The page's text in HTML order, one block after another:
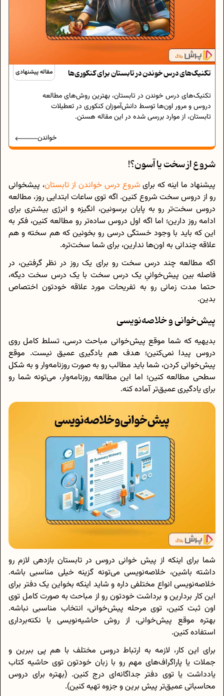
مقاله پیشنهادی تکنیک‌های درس خوندن در تابستان برای کنکوری‌ها
تکنیک‌های درس خوندن در تابستان، بهترین روش‌های مطالعه
دروس و مرور اون‌ها توسط دانش‌آموزان کنکوری در تعطیلات
تابستان، از موارد بررسی شده در این مقاله هستن.
خواندن
شروع از سخت یا آسون؟!
پیشنهاد ما اینه که برای شروع درس خواندن از تابستان، پیشخوانی
رو از دروس سخت شروع کنین. اگه توی ساعات ابتدایی روز، مطالعه
دروس سخت‌تر رو به پایان برسونین، انگیزه و انرژی بیشتری برای
ادامه روز دارین؛ اما اگه اول دروس ساده‌تر رو مطالعه کنین، فکر به
این‌ که باید با وجود خستگی درسی رو بخونین که هم سخته و هم
علاقه چندانی به اون‌ها ندارین، برای شما سخت‌تره.
اگه مطالعه چند درس سخت رو برای یک روز در نظر گرفتین، در
فاصله بین پیش‌خوانیِ یک درس سخت با یک درس سخت دیگه،
حتما مدت زمانی رو به تفریحات مورد علاقه خودتون اختصاص
بدین.
پیش‌خوانی و خلاصه‌نویسی
بدیهیه که شما موقع پیش‌خوانی مباحث درسی، تسلط کامل روی
دروس پیدا نمی‌کنین؛ هدف هم یادگیری عمیق نیست. موقع
پیش‌خوانی کردن، شما باید مطالب رو به صورت روزنامه‌وار و به شکل
سطحی مطالعه کنین؛ اما این مطالعه روزنامه‌وار، می‌تونه شما رو
برای یادگیری عمیق‌تر آماده کنه.
شما برای اینکه از پیش خوانی دروس در تابستان بازدهی لازم رو
داشته باشین، خلاصه‌نویسی می‌تونه گزینه خیلی مناسبی باشه.
خلاصه‌نویسی انواع مختلفی داره و شاید اینکه بخواین یک دفتر برای
این کار بردارین و برداشت خودتون رو از مباحث به صورت کامل توی
اون ثبت کنین، توی مرحله پیش‌خوانی، انتخاب مناسبی نباشه.
بهتره موقع پیش‌خوانی، از روش حاشیه‌نویسی یا نکته‌برداری
استفاده کنین.
برای این کار، لازمه به ارتباط دروس مختلف با هم پی ببرین و
جملات یا پاراگراف‌های مهم رو با زبان خودتون توی حاشیه کتاب
یادداشت یا توی دفتر جداگانه‌ای درج کنین. (بهتره برای دروس
محاسباتی عمیق‌تر پیش برین و جزوه تهیه کنین).